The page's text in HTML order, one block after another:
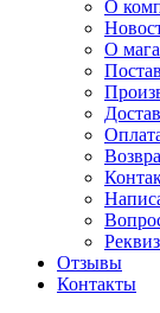
О
О
Отзывы
Контакты